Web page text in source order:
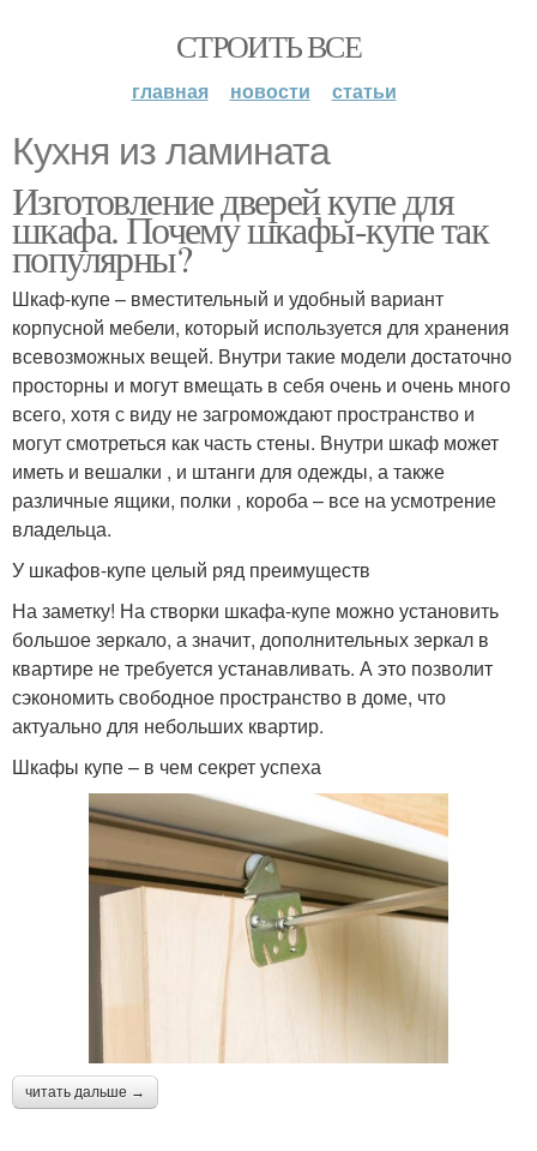
СТРОИТЬ ВСЕ
главная новости статьи
Кухня из ламината
Изготовление дверей купе для
шкафа. Почему шкафы-купе так
популярны?
Шкаф-купе – вместительный и удобный вариант
корпусной мебели, который используется для хранения
всевозможных вещей. Внутри такие модели достаточно
просторны и могут вмещать в себя очень и очень много
всего, хотя с виду не загромождают пространство и
могут смотреться как часть стены. Внутри шкаф может
иметь и вешалки , и штанги для одежды, а также
различные ящики, полки , короба – все на усмотрение
владельца.
У шкафов-купе целый ряд преимуществ
На заметку! На створки шкафа-купе можно установить
большое зеркало, а значит, дополнительных зеркал в
квартире не требуется устанавливать. А это позволит
сэкономить свободное пространство в доме, что
актуально для небольших квартир.
Шкафы купе – в чем секрет успеха
читать дальше →